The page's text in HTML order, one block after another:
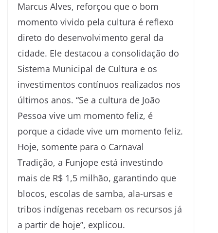
Marcus Alves, reforçou que o bom
momento vivido pela cultura é reflexo
direto do desenvolvimento geral da
cidade. Ele destacou a consolidação do
Sistema Municipal de Cultura e os
investimentos contínuos realizados nos
últimos anos. “Se a cultura de João
Pessoa vive um momento feliz, é
porque a cidade vive um momento feliz.
Hoje, somente para o Carnaval
Tradição, a Funjope está investindo
mais de R$ 1,5 milhão, garantindo que
blocos, escolas de samba, ala-ursas e
tribos indígenas recebam os recursos já
a partir de hoje”, explicou.